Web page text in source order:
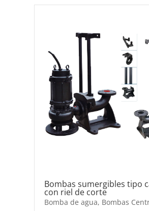
Bombas sumergibles tipo
con riel de corte
Bomba de agua, Bombas